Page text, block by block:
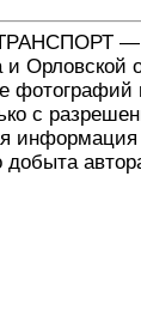
—
Орловской
фотографий
с
информация
добыта